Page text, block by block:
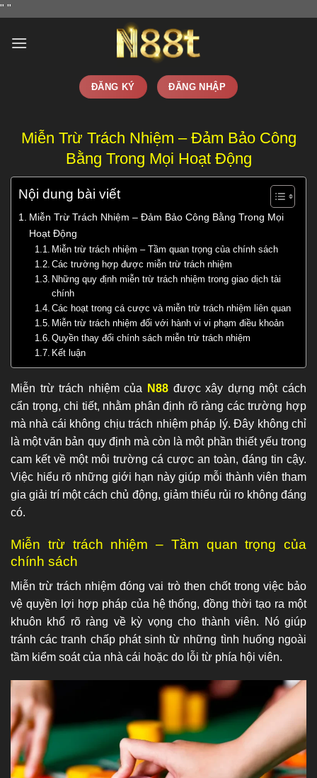
" "
nội
ĐĂNG KÝ ĐĂNG NHẬP
Miễn Trừ Trách Nhiệm – Đảm Bảo Công
Bằng Trong Mọi Hoạt Động
Nội dung bài viết
Miễn Trừ Trách Nhiệm – Đảm Bảo Công Bằng Trong Mọi
Hoạt Động
Miễn trừ trách nhiệm – Tầm quan trọng của chính sách
Các trường hợp được miễn trừ trách nhiệm
Những quy định miễn trừ trách nhiệm trong giao dịch tài
chính
Các hoạt trong cá cược và miễn trừ trách nhiệm liên quan
Miễn trừ trách nhiệm đối với hành vi vi phạm điều khoản
Quyền thay đổi chính sách miễn trừ trách nhiệm
Kết luận
Miễn trừ trách nhiệm của N88 được xây dựng một cách
cẩn trọng, chi tiết, nhằm phân định rõ ràng các trường hợp
mà nhà cái không chịu trách nhiệm pháp lý. Đây không chỉ
là một văn bản quy định mà còn là một phần thiết yếu trong
cam kết về một môi trường cá cược an toàn, đáng tin cậy.
Việc hiểu rõ những giới hạn này giúp mỗi thành viên tham
gia giải trí một cách chủ động, giảm thiểu rủi ro không đáng
có.
Miễn trừ trách nhiệm – Tầm quan trọng của
chính sách
Miễn trừ trách nhiệm đóng vai trò then chốt trong việc bảo
vệ quyền lợi hợp pháp của hệ thống, đồng thời tạo ra một
khuôn khổ rõ ràng về kỳ vọng cho thành viên. Nó giúp
tránh các tranh chấp phát sinh từ những tình huống ngoài
tầm kiểm soát của nhà cái hoặc do lỗi từ phía hội viên.